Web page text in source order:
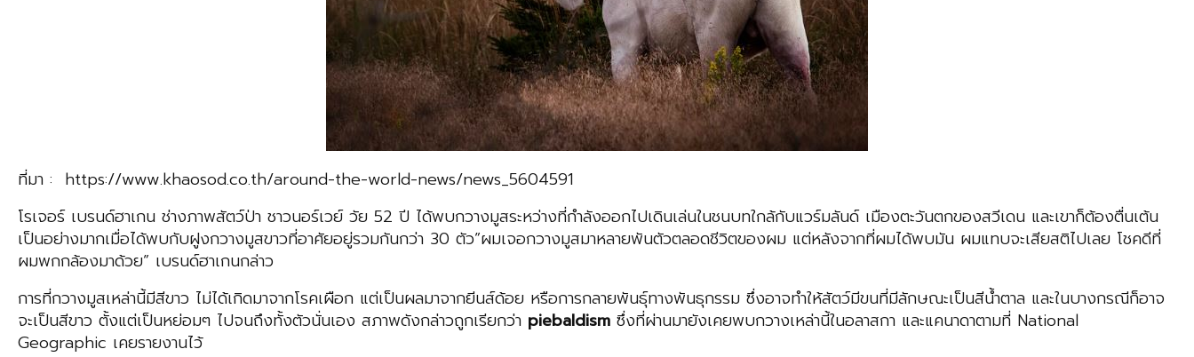
ที่มา : https://www.khaosod.co.th/around-the-world-news/news_5604591
โรเจอร์ เบรนด์ฮาเกน ช่างภาพสัตว์ป่า ชาวนอร์เวย์ วัย 52 ปี ได้พบกวางมูสระหว่างที่กำลังออกไปเดินเล่นในชนบทใกล้กับแวร์มลันด์ เมืองตะวันตกของสวีเดน และเขาก็ต้องตื่นเต้น
เป็นอย่างมากเมื่อได้พบกับฝูงกวางมูสขาวที่อาศัยอยู่รวมกันกว่า 30 ตัว”ผมเจอกวางมูสมาหลายพันตัวตลอดชีวิตของผม แต่หลังจากที่ผมได้พบมัน ผมแทบจะเสียสติไปเลย โชคดีที่
ผมพกกล้องมาด้วย” เบรนด์ฮาเกนกล่าว
การที่กวางมูสเหล่านี้มีสีขาว ไม่ได้เกิดมาจากโรคเผือก แต่เป็นผลมาจากยีนส์ด้อย หรือการกลายพันธุ์ทางพันธุกรรม ซึ่งอาจทำให้สัตว์มีขนที่มีลักษณะเป็นสีน้ำตาล และในบางกรณีก็อาจ
จะเป็นสีขาว ตั้งแต่เป็นหย่อมๆ ไปจนถึงทั้งตัวนั่นเอง สภาพดังกล่าวถูกเรียกว่า piebaldism ซึ่งที่ผ่านมายังเคยพบกวางเหล่านี้ในอลาสกา และแคนาดาตามที่ National
Geographic เคยรายงานไว้